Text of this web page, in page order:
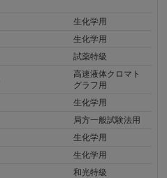
生化学用
生化学用
試薬特級
高速液体クロマト
グラフ用
生化学用
局方一般試験法用
生化学用
生化学用
和光特級